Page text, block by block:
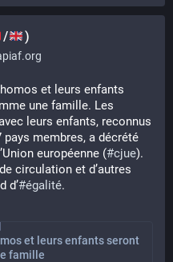
/ )
et leurs enfants
une famille. Les
leurs enfants, reconnus
membres, a décrété
européenne (#cjue).
de circulation et d’autres
d’#égalité.
et leurs enfants seront
famille